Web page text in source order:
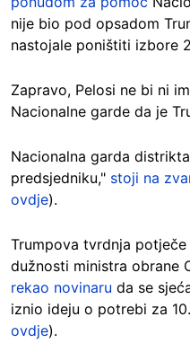
nije bio pod opsadom
nastojale poništiti izbore
Zapravo, Pelosi ne bi ni
Nacionalne garde da je
Nacionalna garda
predsjedniku," stoji na
ovdje).
Trumpova tvrdnja
dužnosti ministra obrane
rekao novinaru da se
iznio ideju o potrebi za
ovdje).